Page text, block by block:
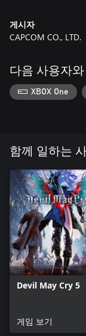
게시자
CAPCOM CO., LTD.
다음 사용자와
XBOX One
함께 일하는
Devil May Cry 5
게임 보기